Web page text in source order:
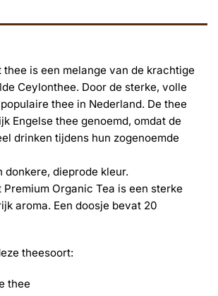
thee is een melange van de krachtige
Ceylonthee. Door de sterke, volle
thee in Nederland. De thee
Engelse thee genoemd, omdat de
drinken tijdens hun zogenoemde
donkere, dieprode kleur.
Premium Organic Tea is een sterke
aroma. Een doosje bevat 20
theesoort:
thee